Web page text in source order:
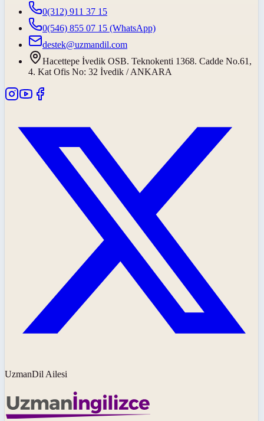
0(312) 911 37 15
0(546) 855 07 15 (WhatsApp)
destek@uzmandil.com
Hacettepe İvedik OSB. Teknokenti 1368. Cadde No.61,
4. Kat Ofis No: 32 İvedik / ANKARA
UzmanDil Ailesi